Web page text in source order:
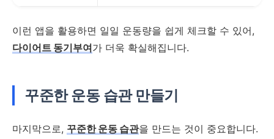
이런 앱을 활용하면 일일 운동량을 쉽게 체크할 수 있어,
다이어트 동기부여가 더욱 확실해집니다.
꾸준한 운동 습관 만들기
마지막으로, 꾸준한 운동 습관을 만드는 것이 중요합니다.